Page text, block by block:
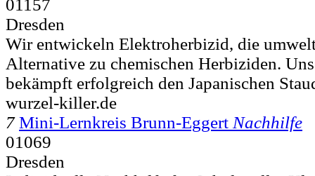
01157
Dresden
Wir entwickeln Elektroherbizid, die
Alternative zu chemischen Herbiziden.
bekämpft erfolgreich den Japanischen
wurzel-killer.de
7 Mini-Lernkreis Brunn-Eggert Nachhilfe
01069
Dresden